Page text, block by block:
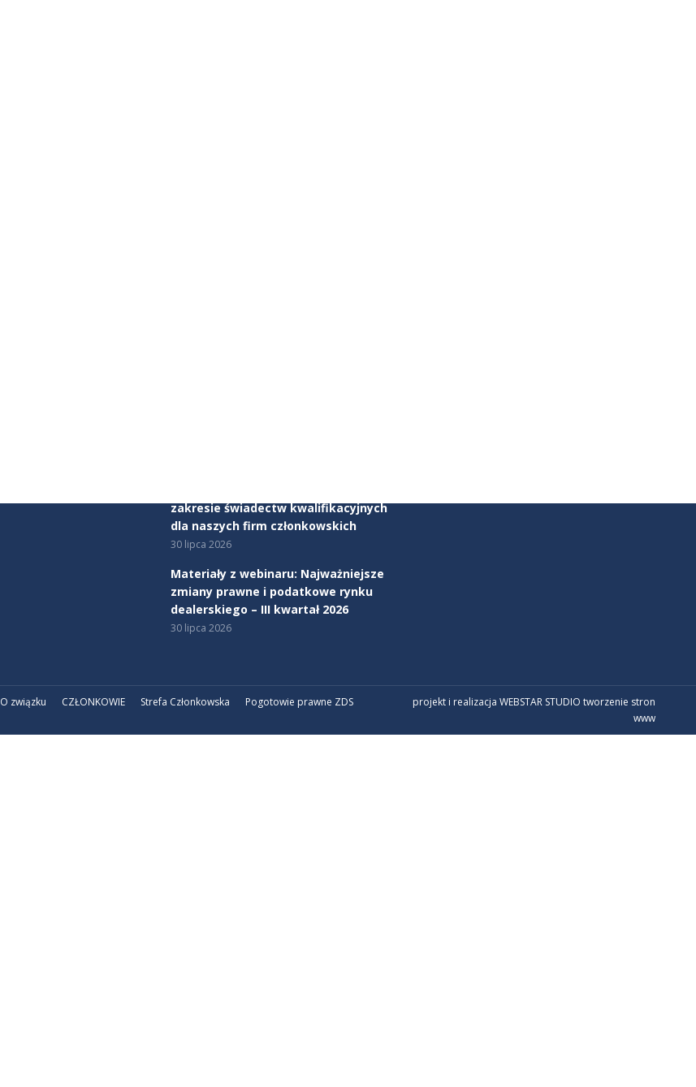
zakresie świadectw kwalifikacyjnych
dla naszych firm członkowskich
30 lipca 2026
Materiały z webinaru: Najważniejsze
zmiany prawne i podatkowe rynku
dealerskiego – III kwartał 2026
30 lipca 2026
O związku CZŁONKOWIE Strefa Członkowska
Pogotowie prawne ZDS
projekt i realizacja WEBSTAR STUDIO tworzenie stron
www